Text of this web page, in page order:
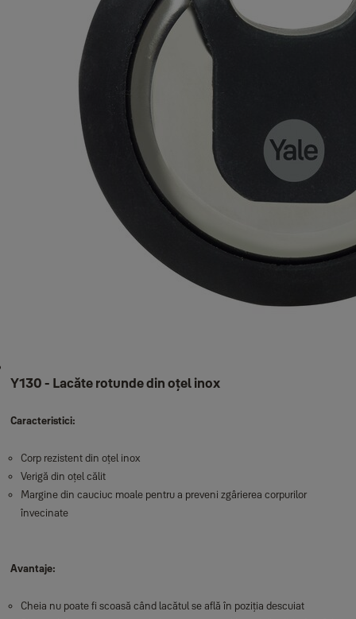
Y130 - Lacăte rotunde din oțel inox
Caracteristici:
Corp rezistent din oțel inox
Verigă din oțel călit
Margine din cauciuc moale pentru a preveni zgârierea corpurilor
învecinate
Avantaje:
Cheia nu poate fi scoasă când lacătul se află în poziția descuiat